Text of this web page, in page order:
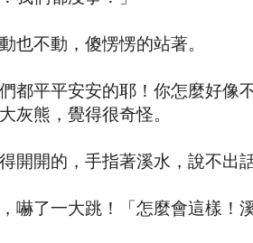
也不動，傻愣愣的站著。
都平平安安的耶！你怎麼好像
灰熊，覺得很奇怪。
開開的，手指著溪水，說不出
嚇了一大跳！「怎麼會這樣！